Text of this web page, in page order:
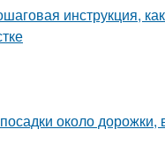
инструкция,
около дорожки,